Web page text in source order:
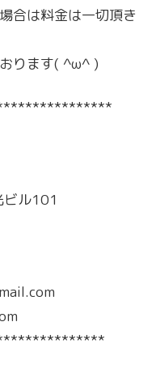
合は料金は一切頂き
ります( ^ω^ )
ル101